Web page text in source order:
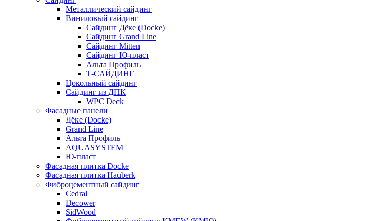
Металлический сайдинг
Виниловый сайдинг
Сайдинг Дёке (Docke)
Сайдинг Grand Line
Сайдинг Mitten
Сайдинг Ю-пласт
Альта Профиль
Т-САЙДИНГ
Цокольный сайдинг
Сайдинг из ДПК
WPC Deck
Фасадные панели
Дёке (Docke)
Grand Line
Альта Профиль
AQUASYSTEM
Ю-пласт
Фасадная плитка Docke
Фасадная плитка Hauberk
Фиброцементный сайдинг
Cedral
Decower
SidWood